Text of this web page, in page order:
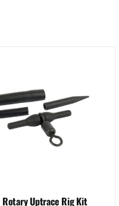
Uptrace Rig Kit